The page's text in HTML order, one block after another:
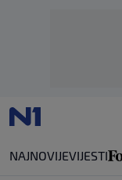
NAJNOVIJEVIJESTI